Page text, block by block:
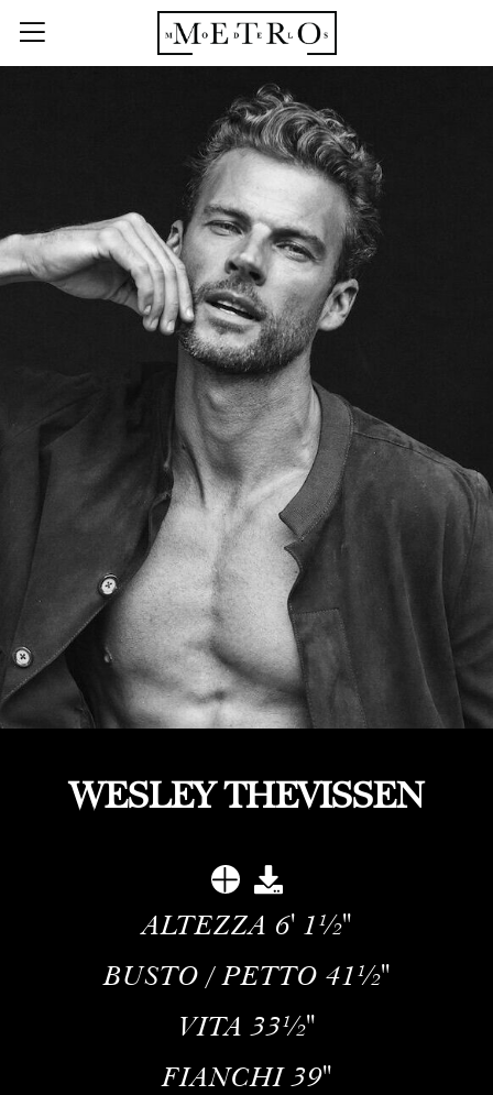
WESLEY THEVISSEN
ALTEZZA 6' 1½''
BUSTO / PETTO 41½''
VITA 33½''
FIANCHI 39''